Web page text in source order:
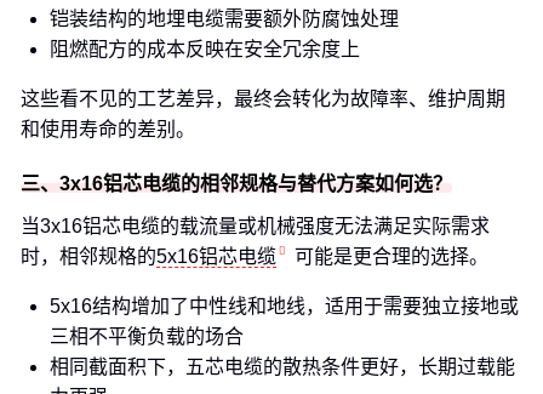
铠装结构的地埋电缆需要额外防腐蚀处理
阻燃配方的成本反映在安全冗余度上
这些看不见的工艺差异，最终会转化为故障率、维护周期
和使用寿命的差别。
三、3x16铝芯电缆的相邻规格与替代方案如何选？
当3x16铝芯电缆的载流量或机械强度无法满足实际需求
时，相邻规格的5x16铝芯电缆 可能是更合理的选择。
5x16结构增加了中性线和地线，适用于需要独立接地或
三相不平衡负载的场合
相同截面积下，五芯电缆的散热条件更好，长期过载能